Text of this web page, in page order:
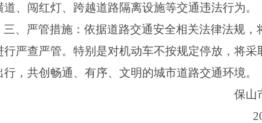
道、闯红灯、跨越道路隔离设施等交通违法行为。
三、严管措施：依据道路交通安全相关法律法规
行严查严管。特别是对机动车不按规定停放，将
行，共创畅通、有序、文明的城市道路交通环境。
保山